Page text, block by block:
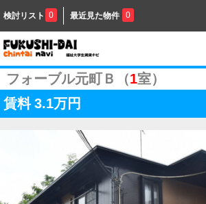
検討リスト 0 最近見た物件 0
フォーブル元町Ｂ（1室）
賃料 3.1万円